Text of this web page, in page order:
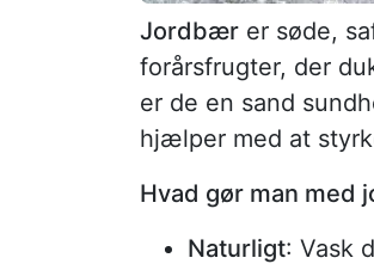
Jordbær er søde,
forårsfrugter, der
er de en sand
hjælper med at
Hvad gør man med
Naturligt: Vask